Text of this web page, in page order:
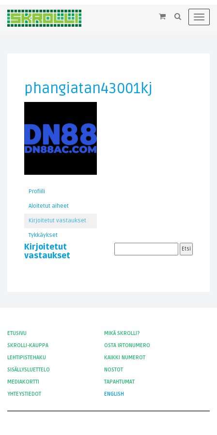
×
phangiatan43001kj
Profiili
Aloitetut aiheet
Kirjoitetut vastaukset
Tykkäykset
Kirjoitetut
vastaukset
ETUSIVU
MIKÄ SKROLLI?
SKROLLI-KAUPPA
OSTA IRTONUMERO
LEHTIPISTEHAKU
KAIKKI NUMEROT
SISÄLLYSLUETTELO
NOSTOT
MEDIAKORTTI
TAPAHTUMAT
YHTEYSTIEDOT
ENGLISH